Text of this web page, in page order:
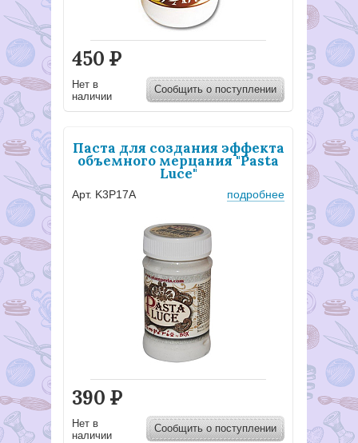
450 Р
Нет в
наличии
Сообщить о поступлении
Паста для создания эффекта
объемного мерцания "Pasta
Luce"
Арт. K3P17A подробнее
390 Р
Нет в
наличии
Сообщить о поступлении